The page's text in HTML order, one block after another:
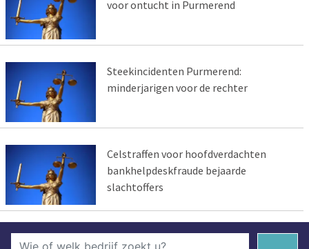
voor ontucht in Purmerend
Steekincidenten Purmerend:
minderjarigen voor de rechter
Celstraffen voor hoofdverdachten
bankhelpdeskfraude bejaarde
slachtoffers